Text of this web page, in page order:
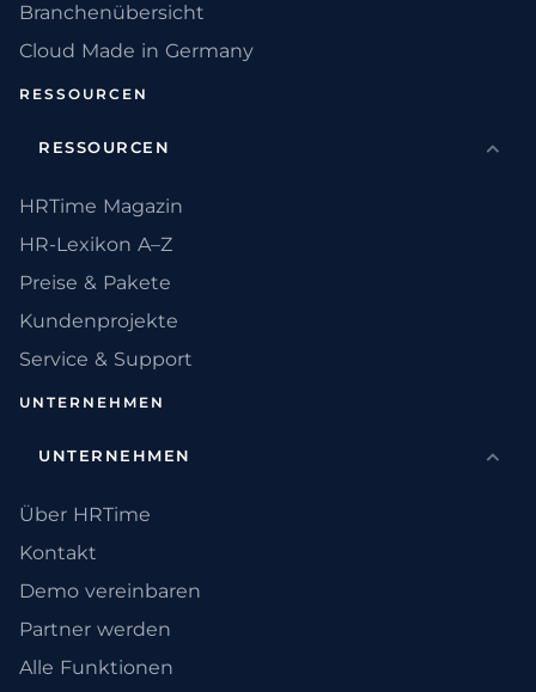
Branchenübersicht
Cloud Made in Germany
RESSOURCEN
RESSOURCEN
HRTime Magazin
HR-Lexikon A–Z
Preise & Pakete
Kundenprojekte
Service & Support
UNTERNEHMEN
UNTERNEHMEN
Über HRTime
Kontakt
Demo vereinbaren
Partner werden
Alle Funktionen